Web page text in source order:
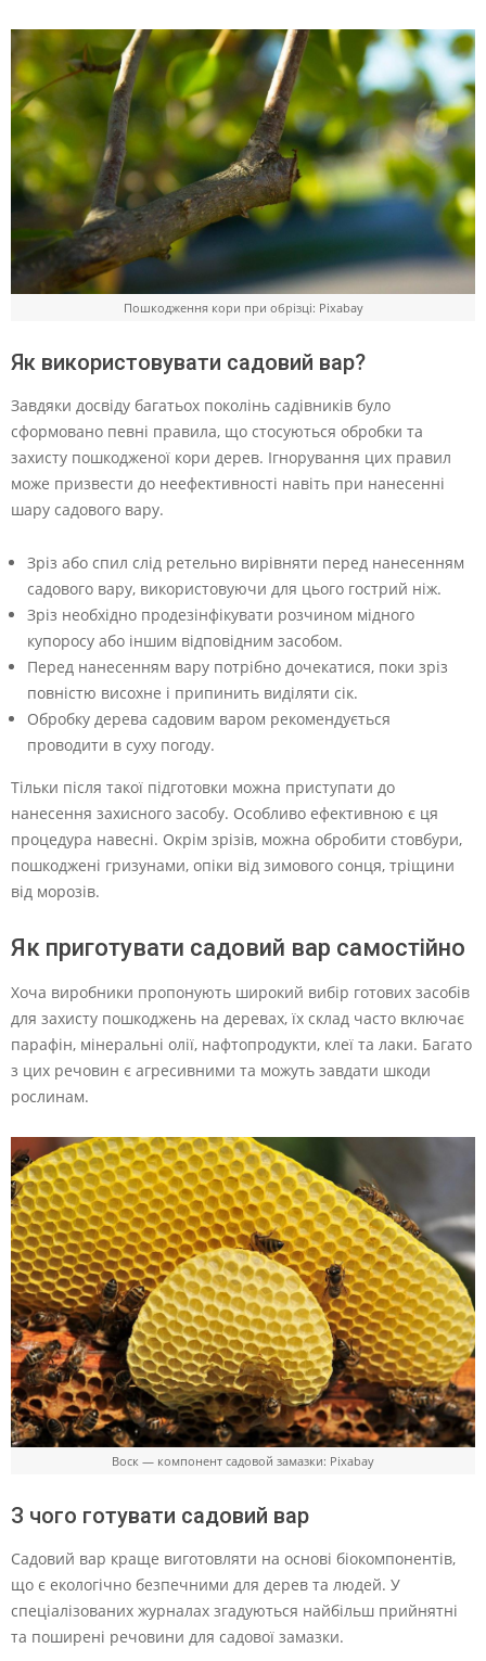
Пошкодження кори при обрізці: Pixabay
Як використовувати садовий вар?
Завдяки досвіду багатьох поколінь садівників було
сформовано певні правила, що стосуються обробки та
захисту пошкодженої кори дерев. Ігнорування цих правил
може призвести до неефективності навіть при нанесенні
шару садового вару.
Зріз або спил слід ретельно вирівняти перед нанесенням
садового вару, використовуючи для цього гострий ніж.
Зріз необхідно продезінфікувати розчином мідного
купоросу або іншим відповідним засобом.
Перед нанесенням вару потрібно дочекатися, поки зріз
повністю висохне і припинить виділяти сік.
Обробку дерева садовим варом рекомендується
проводити в суху погоду.
Тільки після такої підготовки можна приступати до
нанесення захисного засобу. Особливо ефективною є ця
процедура навесні. Окрім зрізів, можна обробити стовбури,
пошкоджені гризунами, опіки від зимового сонця, тріщини
від морозів.
Як приготувати садовий вар самостійно
Хоча виробники пропонують широкий вибір готових засобів
для захисту пошкоджень на деревах, їх склад часто включає
парафін, мінеральні олії, нафтопродукти, клеї та лаки. Багато
з цих речовин є агресивними та можуть завдати шкоди
рослинам.
Воск — компонент садовой замазки: Pixabay
З чого готувати садовий вар
Садовий вар краще виготовляти на основі біокомпонентів,
що є екологічно безпечними для дерев та людей. У
спеціалізованих журналах згадуються найбільш прийнятні
та поширені речовини для садової замазки.